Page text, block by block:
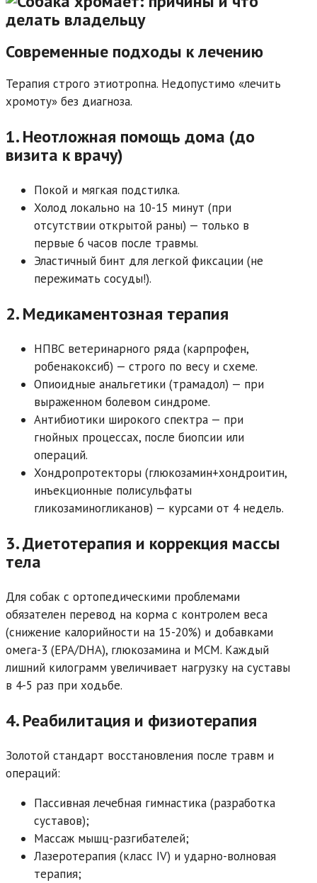
Современные подходы к лечению
Терапия строго этиотропна. Недопустимо «лечить
хромоту» без диагноза.
1. Неотложная помощь дома (до
визита к врачу)
Покой и мягкая подстилка.
Холод локально на 10-15 минут (при
отсутствии открытой раны) — только в
первые 6 часов после травмы.
Эластичный бинт для легкой фиксации (не
пережимать сосуды!).
2. Медикаментозная терапия
НПВС ветеринарного ряда (карпрофен,
робенакоксиб) — строго по весу и схеме.
Опиоидные анальгетики (трамадол) — при
выраженном болевом синдроме.
Антибиотики широкого спектра — при
гнойных процессах, после биопсии или
операций.
Хондропротекторы (глюкозамин+хондроитин,
инъекционные полисульфаты
гликозаминогликанов) — курсами от 4 недель.
3. Диетотерапия и коррекция массы
тела
Для собак с ортопедическими проблемами
обязателен перевод на корма с контролем веса
(снижение калорийности на 15-20%) и добавками
омега-3 (EPA/DHA), глюкозамина и МСМ. Каждый
лишний килограмм увеличивает нагрузку на суставы
в 4-5 раз при ходьбе.
4. Реабилитация и физиотерапия
Золотой стандарт восстановления после травм и
операций:
Пассивная лечебная гимнастика (разработка
суставов);
Массаж мышц-разгибателей;
Лазеротерапия (класс IV) и ударно-волновая
терапия;